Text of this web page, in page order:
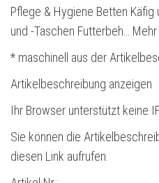
Pflege & Hygiene Betten
und -Taschen Futterbeh… Mehr
* maschinell aus der
Artikelbeschreibung anzeigen
Ihr Browser unterstützt keine
Sie können die
diesen Link aufrufen.